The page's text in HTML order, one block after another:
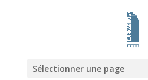
Sélectionner une page